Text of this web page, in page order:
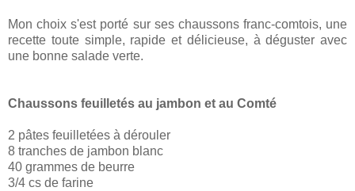
Mon choix s'est porté sur ses chaussons franc-comtois, une
recette toute simple, rapide et délicieuse, à déguster avec
une bonne salade verte.
Chaussons feuilletés au jambon et au Comté
2 pâtes feuilletées à dérouler
8 tranches de jambon blanc
40 grammes de beurre
3/4 cs de farine